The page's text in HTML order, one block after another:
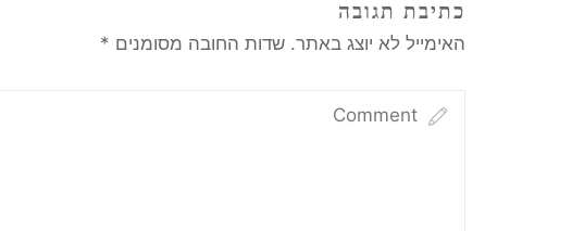
כתיבת תגובה
האימייל לא יוצג באתר. שדות החובה מסומנים *